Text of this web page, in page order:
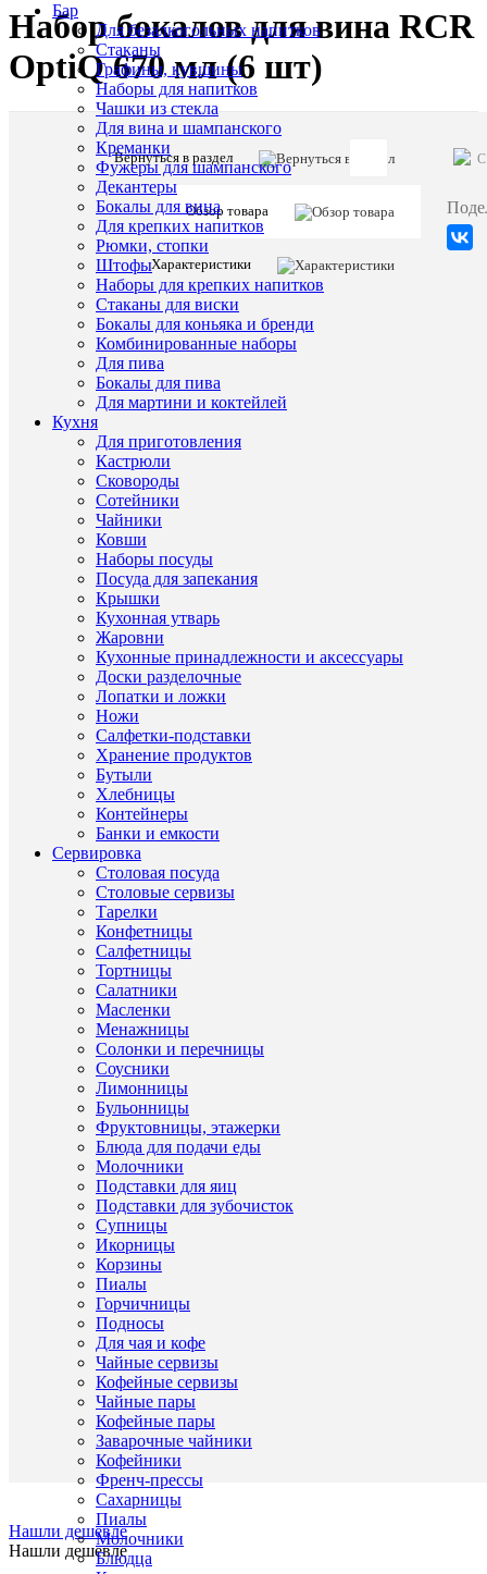
Бар
Для безалкогольных напитков
Стаканы
Графины, кувшины
Наборы для напитков
Чашки из стекла
Для вина и шампанского
Креманки
Фужеры для шампанского
Декантеры
Бокалы для вина
Для крепких напитков
Рюмки, стопки
Штофы
Наборы для крепких напитков
Стаканы для виски
Бокалы для коньяка и бренди
Комбинированные наборы
Для пива
Бокалы для пива
Для мартини и коктейлей
Кухня
Для приготовления
Кастрюли
Сковороды
Сотейники
Чайники
Ковши
Наборы посуды
Посуда для запекания
Крышки
Кухонная утварь
Жаровни
Кухонные принадлежности и аксессуары
Доски разделочные
Лопатки и ложки
Ножи
Салфетки-подставки
Хранение продуктов
Бутыли
Хлебницы
Контейнеры
Банки и емкости
Сервировка
Столовая посуда
Столовые сервизы
Тарелки
Конфетницы
Салфетницы
Тортницы
Салатники
Масленки
Менажницы
Солонки и перечницы
Соусники
Лимонницы
Бульонницы
Фруктовницы, этажерки
Блюда для подачи еды
Молочники
Подставки для яиц
Подставки для зубочисток
Супницы
Икорницы
Корзины
Пиалы
Горчичницы
Подносы
Для чая и кофе
Чайные сервизы
Кофейные сервизы
Чайные пары
Кофейные пары
Заварочные чайники
Кофейники
Френч-прессы
Сахарницы
Пиалы
Молочники
Блюдца
Набор бокалов для вина RCR
OptiQ 670 мл (6 шт)
Вернуться в раздел
Обзор товара
Характеристики
66109
Нашли дешевле
Нашли дешевле